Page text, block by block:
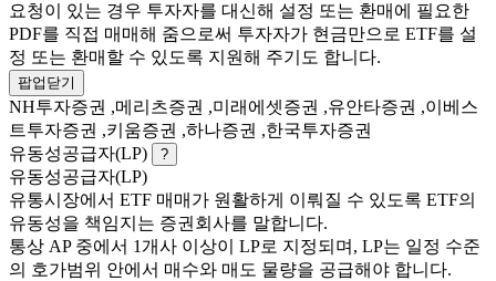
요청이 있는 경우 투자자를 대신해 설정 또는 환매에 필요한
PDF를 직접 매매해 줌으로써 투자자가 현금만으로 ETF를 설
정 또는 환매할 수 있도록 지원해 주기도 합니다.
팝업닫기
NH투자증권 ,메리츠증권 ,미래에셋증권 ,유안타증권 ,이베스
트투자증권 ,키움증권 ,하나증권 ,한국투자증권
유동성공급자(LP)
?
유동성공급자(LP)
유통시장에서 ETF 매매가 원활하게 이뤄질 수 있도록 ETF의
유동성을 책임지는 증권회사를 말합니다.
통상 AP 중에서 1개사 이상이 LP로 지정되며, LP는 일정 수준
의 호가범위 안에서 매수와 매도 물량을 공급해야 합니다.